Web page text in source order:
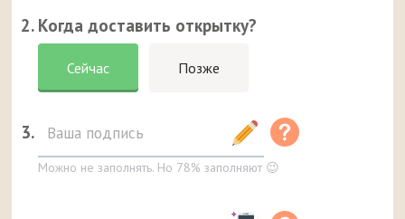
2. Когда доставить открытку?
Сейчас Позже
3.
Можно не заполнять. Но 78% заполняют 😉